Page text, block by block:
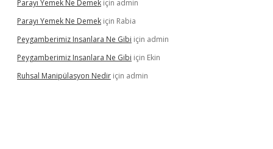
Parayı Yemek Ne Demek için admin
Parayı Yemek Ne Demek için Rabia
Peygamberimiz Insanlara Ne Gibi için admin
Peygamberimiz Insanlara Ne Gibi için Ekin
Ruhsal Manipülasyon Nedir için admin